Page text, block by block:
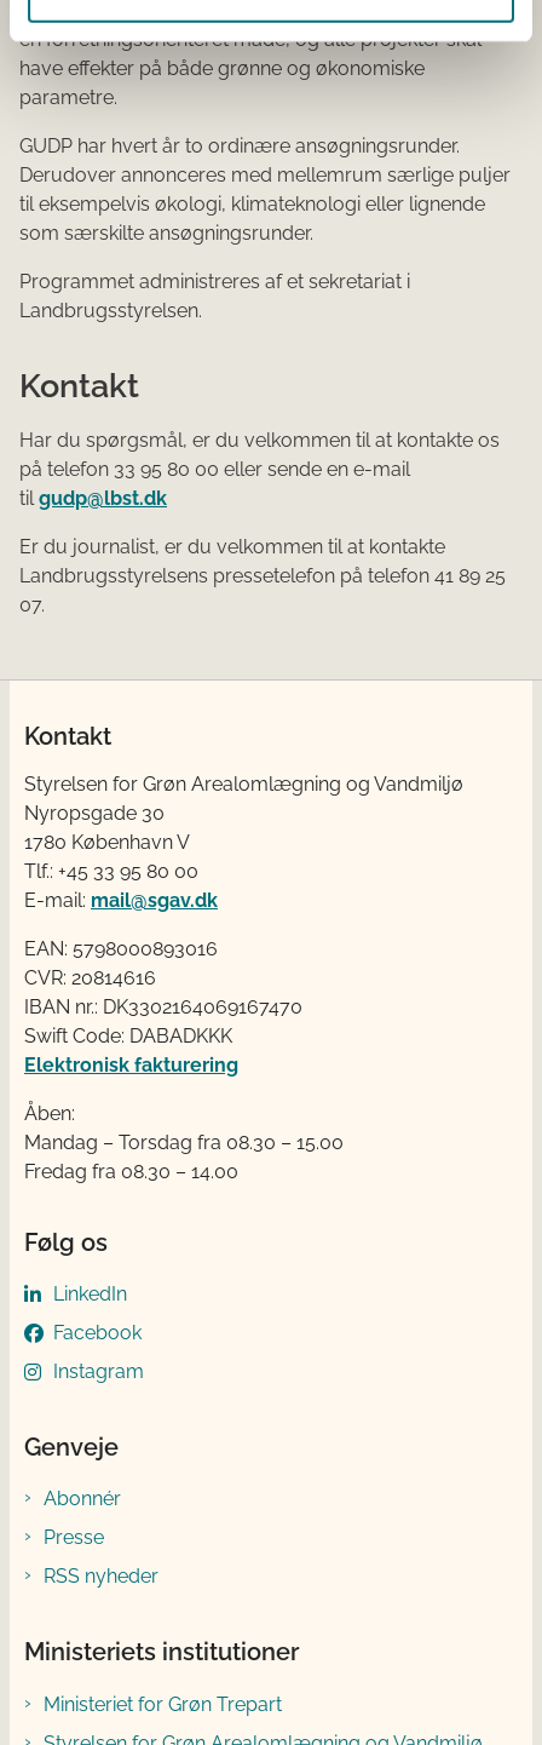
en forretningsorienteret måde, og alle projekter skal
have effekter på både grønne og økonomiske
parametre.
GUDP har hvert år to ordinære ansøgningsrunder.
Derudover annonceres med mellemrum særlige puljer
til eksempelvis økologi, klimateknologi eller lignende
som særskilte ansøgningsrunder.
Programmet administreres af et sekretariat i
Landbrugsstyrelsen.
Kontakt
Har du spørgsmål, er du velkommen til at kontakte os
på telefon 33 95 80 00 eller sende en e-mail
tilgudp@lbst.dk
Er du journalist, er du velkommen til at kontakte
Landbrugsstyrelsens pressetelefon på telefon 41 89 25
07.
Kontakt
Styrelsen for Grøn Arealomlægning og Vandmiljø
Nyropsgade 30
1780 København V
Tlf.: +45 33 95 80 00
E-mail: mail@sgav.dk
EAN: 5798000893016
CVR: 20814616
IBAN nr.: DK3302164069167470
Swift Code: DABADKKK
Elektronisk fakturering
Åben:
Mandag – Torsdag fra 08.30 – 15.00
Fredag fra 08.30 – 14.00
Følg os
LinkedIn
Facebook
Instagram
Genveje
Abonnér
Presse
RSS nyheder
Ministeriets institutioner
Ministeriet for Grøn Trepart